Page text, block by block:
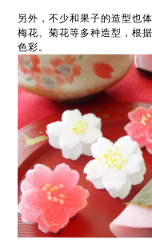
另外，不少和果子的造型也
梅花、菊花等多种造型，根
色彩。